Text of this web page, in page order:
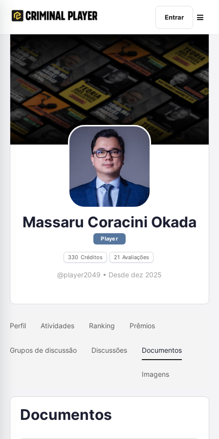
Entrar
Massaru Coracini Okada
Player
330 Créditos 21 Avaliações
@player2049 • Desde dez 2025
Perfil Atividades Ranking Prêmios
Grupos de discussão Discussões Documentos
Imagens
Documentos